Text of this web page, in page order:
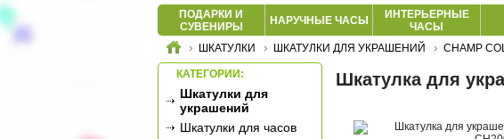
ПОДАРКИ И
СУВЕНИРЫ
НАРУЧНЫЕ ЧАСЫ
ИНТЕРЬЕРНЫЕ
ЧАСЫ
ШКАТУЛКИ ШКАТУЛКИ ДЛЯ УКРАШЕНИЙ CHAMP
КАТЕГОРИИ:
Шкатулки для
украшений
Шкатулки для часов
Шкатулка для